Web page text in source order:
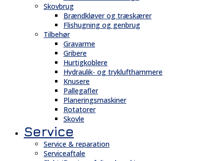
Skovbrug
Brændkløver og træskærer
Flishugning og genbrug
Tilbehør
Gravarme
Gribere
Hurtigkoblere
Hydraulik- og tryklufthammere
Knusere
Pallegafler
Planeringsmaskiner
Rotatorer
Skovle
Service
Service & reparation
Serviceaftale